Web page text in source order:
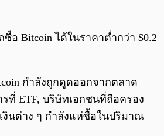
อ Bitcoin ได้ในราคาต่ำกว่า $0.2
กำลังถูกดูดออกจากตลาด
รที่ ETF, บริษัทเอกชนที่ถือครอง
งินต่าง ๆ กำลังแห่ซื้อในปริมาณ